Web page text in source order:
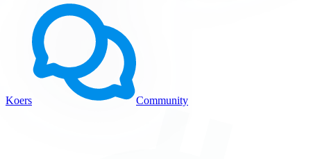
Koers Community